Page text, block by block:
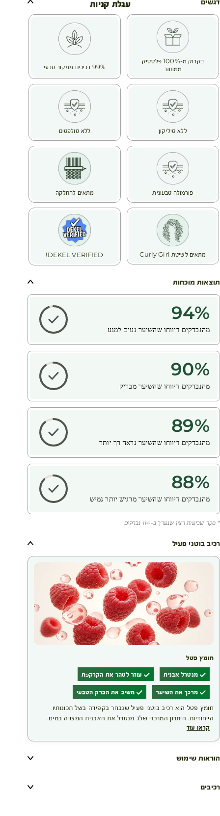
עגלת קניות
הידועה עוד מימי קדם,
הוא מנטרל את האבנית המצויה במים שמקהה את סיב השערה בכל
שטיפה. כך הוא מחייה את הברק של שיער צבוע ועמום.
התוצאה : שיער רך ומבריק.
מרקם: מימי קל
בקבוק מ-100% פלסטיק
ממוחזר
99% רכיבים ממקור טבעי
ללא סיליקון ללא סולפטים
פורמולה טבעונית מתאים להחלקה
מתאים לשיטת Curly Girl DEKEL VERIFIED!
תוצאות מוכחות
94%
מהנבדקים דיווחו שהשיער נעים למגע
90%
מהנבדקים דיווחו שהשיער מבריק
89%
מהנבדקים דיווחו שהשיער נראה רך יותר
88%
מהנבדקים דיווחו שהשיער מרגיש יותר גמיש
* סקר שביעות רצון שנערך ב-114 נבדקים
רכיב בוטני פעיל
חומץ פטל
מנטרל אבנית עוזר לטהר את הקרקפת
מרכך את השיער משיב את הברק הטבעי
חומץ פטל הוא רכיב בוטני פעיל שנבחר בקפידה בשל תכונותיו
הייחודיות. היתרון המרכזי שלו: מנטרל את האבנית המצויה במים.
צביעת שיער עלולה לפגוע בו; מעטפת סיב השערה נפתחת כדי
זוהר ומלא חיוניות.
קראו עוד
הוראות שימוש
רכיבים